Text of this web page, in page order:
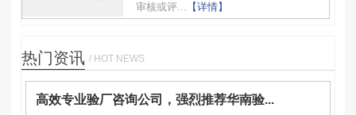
审核或评... 【详情】
热门资讯 / HOT NEWS
高效专业验厂咨询公司，强烈推荐华南验...